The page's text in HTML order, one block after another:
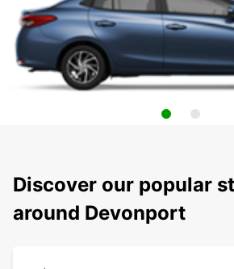
Discover our popular
around Devonport